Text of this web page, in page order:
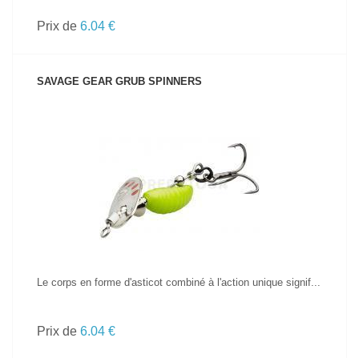
Prix de 6.04 €
SAVAGE GEAR GRUB SPINNERS
VOIR LE PRODUIT
Le corps en forme d'asticot combiné à l'action unique signif...
Prix de 6.04 €